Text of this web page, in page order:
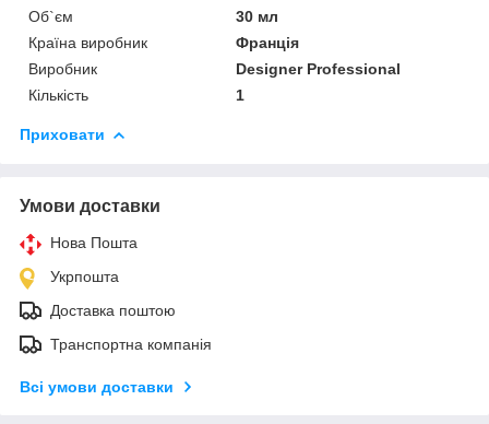
Об`єм
30 мл
Країна виробник
Франція
Виробник
Designer Professional
Кількість
1
Приховати
Умови доставки
Нова Пошта
Укрпошта
Доставка поштою
Транспортна компанія
Всі умови доставки